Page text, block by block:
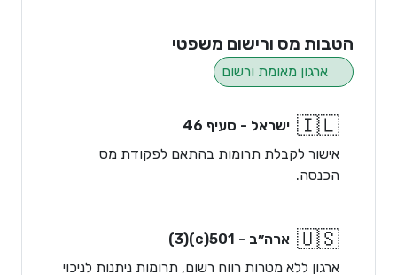
הטבות מס ורישום משפטי
ארגון מאומת ורשום
🇮🇱 ישראל - סעיף 46
אישור לקבלת תרומות בהתאם לפקודת מס
הכנסה.
🇺🇸 ארה״ב - 501(c)(3)
ארגון ללא מטרות רווח רשום, תרומות ניתנות לניכוי